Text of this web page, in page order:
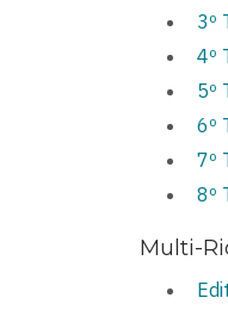
3º
4º
5º
6º
7º
8º
Multi-